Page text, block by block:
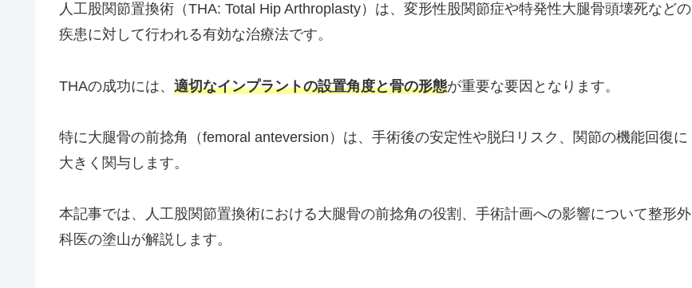
人工股関節置換術（THA: Total Hip Arthroplasty）は、変形性股関節症や特発性大腿骨頭壊死などの
疾患に対して行われる有効な治療法です。
THAの成功には、 適切なインプラントの設置角度と骨の形態が重要な要因となります。
特に大腿骨の前捻角（femoral anteversion）は、手術後の安定性や脱臼リスク、関節の機能回復に
大きく関与します。
本記事では、人工股関節置換術における大腿骨の前捻角の役割、手術計画への影響について整形外
科医の塗山が解説します。